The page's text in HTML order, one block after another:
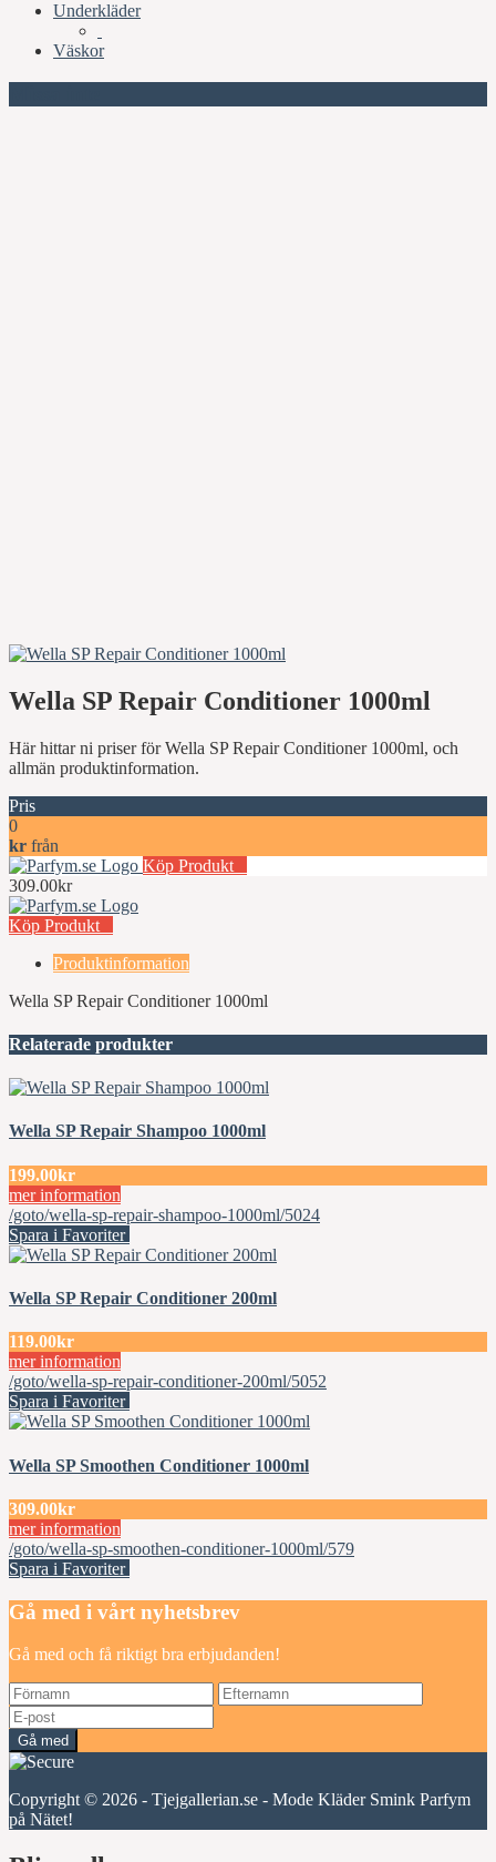
Underkläder
Väskor
Wella SP Repair Conditioner 1000ml
Här hittar ni priser för Wella SP Repair Conditioner 1000ml, och
allmän produktinformation.
Pris
0
kr från
Köp Produkt
309.00kr
Köp Produkt
Produktinformation
Wella SP Repair Conditioner 1000ml
Relaterade produkter
Wella SP Repair Shampoo 1000ml
199.00kr
mer information
/goto/wella-sp-repair-shampoo-1000ml/5024
Spara i Favoriter
Wella SP Repair Conditioner 200ml
119.00kr
mer information
/goto/wella-sp-repair-conditioner-200ml/5052
Spara i Favoriter
Wella SP Smoothen Conditioner 1000ml
309.00kr
mer information
/goto/wella-sp-smoothen-conditioner-1000ml/579
Spara i Favoriter
Gå med i vårt nyhetsbrev
Gå med och få riktigt bra erbjudanden!
Gå med
Copyright © 2026 - Tjejgallerian.se - Mode Kläder Smink Parfym
på Nätet!